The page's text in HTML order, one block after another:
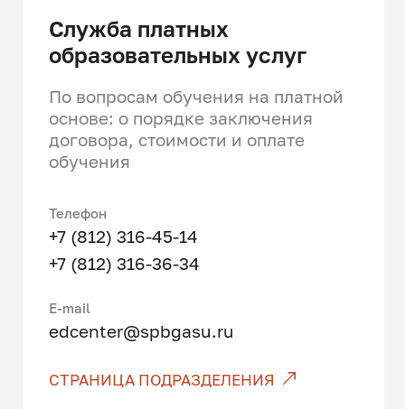
Договоры в сфере
транспортных правоотношений
имущественных отношений в
транспортной сфере
Правовое обеспечение
администрирования и
таможенного регулирования в
сфере транспорта
государственного и
корпоративного управления на
Правовое регулирование
Служба платных
образовательных услуг
По вопросам обучения на платной
основе: о порядке заключения
договора, стоимости и оплате
обучения
Телефон
+7 (812) 316-45-14
+7 (812) 316-36-34
Е-mail
edcenter@spbgasu.ru
СТРАНИЦА ПОДРАЗДЕЛЕНИЯ